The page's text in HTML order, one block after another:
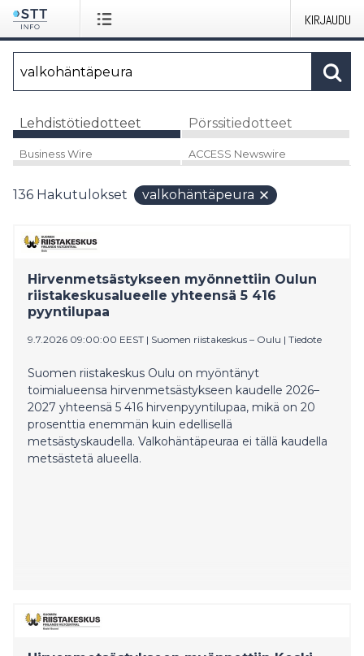
KIRJAUDU
Lehdistötiedotteet Pörssitiedotteet
Business Wire ACCESS Newswire
136 Hakutulokset valkohäntäpeura
Hirvenmetsästykseen myönnettiin Oulun
riistakeskusalueelle yhteensä 5 416
pyyntilupaa
9.7.2026 09:00:00 EEST | Suomen riistakeskus – Oulu | Tiedote
Suomen riistakeskus Oulu on myöntänyt
toimialueensa hirvenmetsästykseen kaudelle 2026–
2027 yhteensä 5 416 hirvenpyyntilupaa, mikä on 20
prosenttia enemmän kuin edellisellä
metsästyskaudella. Valkohäntäpeuraa ei tällä kaudella
metsästetä alueella.